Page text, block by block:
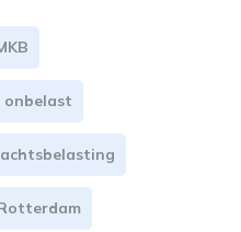
onbelast